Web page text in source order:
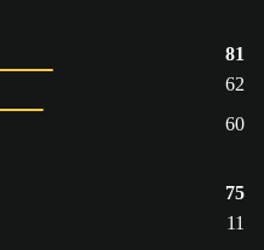
81
62
60
75
11